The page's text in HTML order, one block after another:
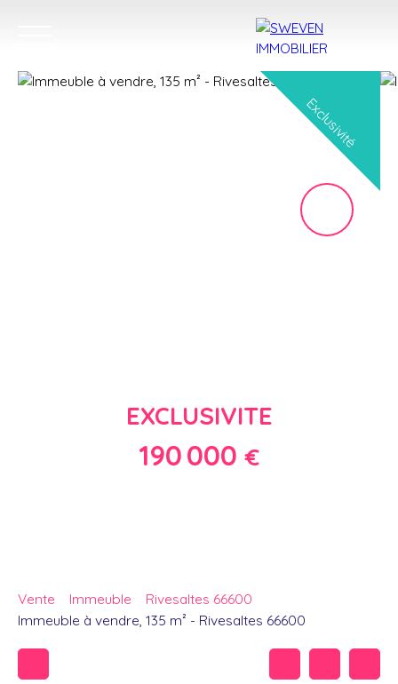
Exclusivité
EXCLUSIVITE
190 000€
Vente Immeuble
Rivesaltes 66600
Immeuble à vendre, 135 m² - Rivesaltes 66600